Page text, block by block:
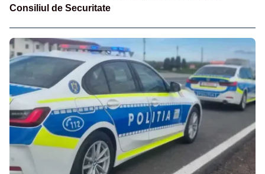
Consiliul de Securitate